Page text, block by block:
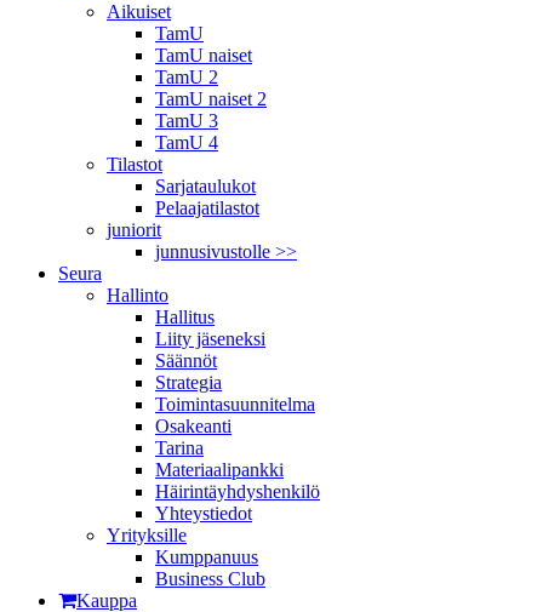
Aikuiset
TamU
TamU naiset
TamU 2
TamU naiset 2
TamU 3
TamU 4
Tilastot
Sarjataulukot
Pelaajatilastot
juniorit
junnusivustolle >>
Seura
Hallinto
Hallitus
Liity jäseneksi
Säännöt
Strategia
Toimintasuunnitelma
Osakeanti
Tarina
Materiaalipankki
Häirintä­yhdyshenkilö
Yhteystiedot
Yrityksille
Kumppanuus
Business Club
Kauppa